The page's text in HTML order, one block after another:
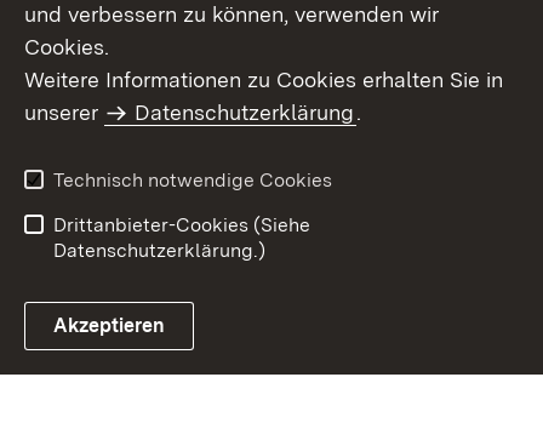
Benutzungshinweise
Erklärung zur
und verbessern zu können, verwenden wir
Cookies.
Weitere Informationen zu Cookies erhalten Sie in
unserer
Datenschutzerklärung.
Technisch notwendige Cookies
Drittanbieter-Cookies (Siehe
Datenschutzerklärung.)
Akzeptieren